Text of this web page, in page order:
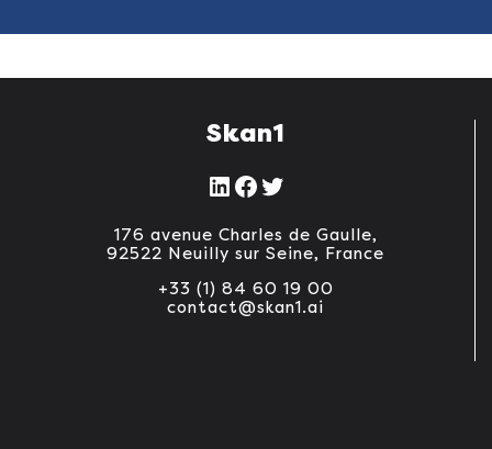
m
i
-
a
i
Skan1
LinkedIn Facebook Twitter
176 avenue Charles de Gaulle,
92522 Neuilly sur Seine, France
+33 (1) 84 60 19 00
contact@skan1.ai